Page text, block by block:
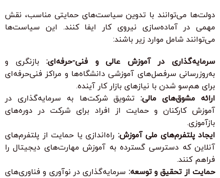
دولت‌ها می‌توانند با تدوین سیاست‌های حمایتی مناسب، نقش
مهمی در آماده‌سازی نیروی کار ایفا کنند. این سیاست‌ها
می‌توانند شامل موارد زیر باشند:
سرمایه‌گذاری در آموزش عالی و فنی-حرفه‌ای:بازنگری و
به‌روزرسانی سرفصل‌های آموزشی دانشگاه‌ها و مراکز فنی‌حرفه‌ای
برای هم‌سو شدن با نیازهای بازار کار آینده.
ارائه مشوق‌های مالی:تشویق شرکت‌ها به سرمایه‌گذاری در
آموزش کارکنان و حمایت از افراد برای شرکت در دوره‌های
بازآموزی.
ایجاد پلتفرم‌های ملی آموزش: راه‌اندازی یا حمایت از پلتفرم‌های
آنلاین که دسترسی گسترده به آموزش مهارت‌های دیجیتال را
فراهم کنند.
حمایت از تحقیق و توسعه: سرمایه‌گذاری در نوآوری و فناوری‌های